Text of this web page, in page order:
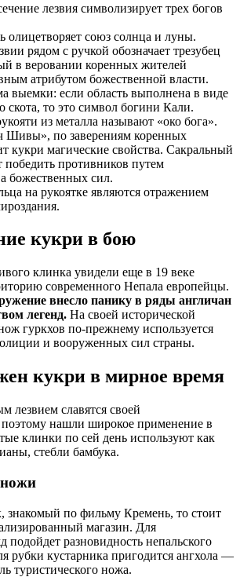
лезвия символизирует трех богов
олицетворяет союз солнца и луны.
рядом с ручкой обозначает трезубец
в веровании коренных жителей
атрибутом божественной власти.
выемки: если область выполнена в виде
скота, то это символ богини Кали.
из металла называют «око бога».
Шивы», по заверениям коренных
кукри магические свойства. Сакральный
победить противников путем
божественных сил.
на рукоятке являются отражением
кукри в бою
клинка увидели еще в 19 веке
современного Непала европейцы.
внесло панику в ряды англичан
легенд. На своей исторической
гуркхов по-прежнему используется
и вооруженных сил страны.
кукри в мирное время
лезвием славятся своей
поэтому нашли широкое применение в
клинки по сей день используют как
стебли бамбука.
ножи
знакомый по фильму Кремень, то стоит
магазин. Для
подойдет разновидность непальского
рубки кустарника пригодится ангхола —
туристического ножа.